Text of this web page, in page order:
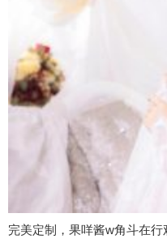
完美定制，果咩酱w角斗在